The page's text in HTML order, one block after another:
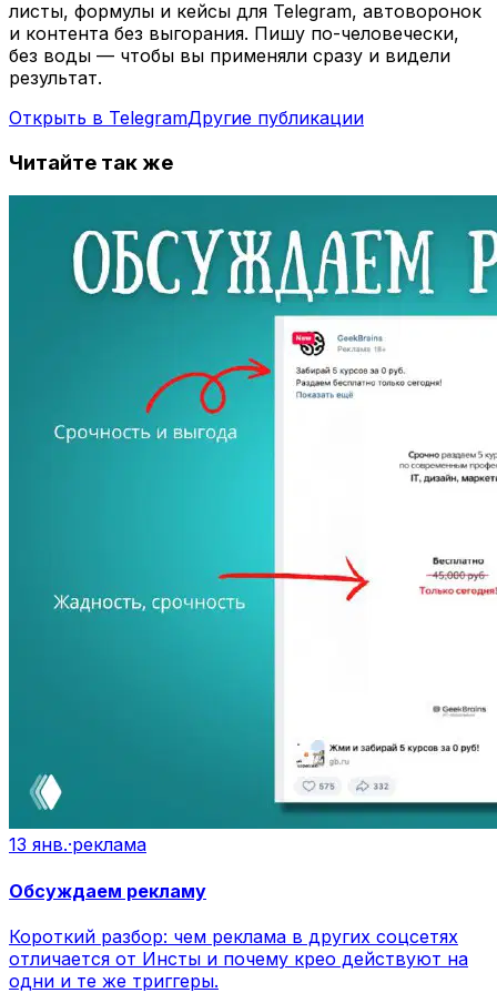
листы, формулы и кейсы для Telegram, автоворонок
и контента без выгорания. Пишу по-человечески,
без воды — чтобы вы применяли сразу и видели
результат.
Открыть в TelegramДругие публикации
Читайте так же
13 янв.·реклама
Обсуждаем рекламу
Короткий разбор: чем реклама в других соцсетях
отличается от Инсты и почему крео действуют на
одни и те же триггеры.